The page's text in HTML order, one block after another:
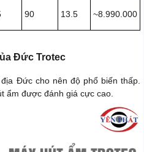
90 13.5 ~8.990.000
Đức Trotec
Đức cho nên độ phổ biến thấp.
ẩm được đánh giá cực cao.